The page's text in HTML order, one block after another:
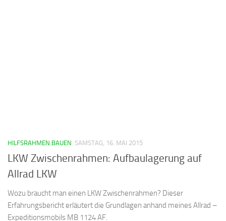
HILFSRAHMEN BAUEN SAMSTAG, 16. MAI 2015
LKW Zwischenrahmen: Aufbaulagerung auf
Allrad LKW
Wozu braucht man einen LKW Zwischenrahmen? Dieser
Erfahrungsbericht erläutert die Grundlagen anhand meines Allrad –
Expeditionsmobils MB 1124 AF.